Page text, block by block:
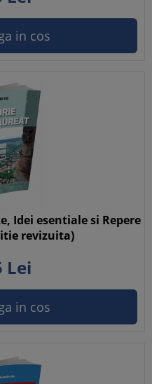
in cos
Idei esentiale si Repere
revizuita)
Lei
in cos